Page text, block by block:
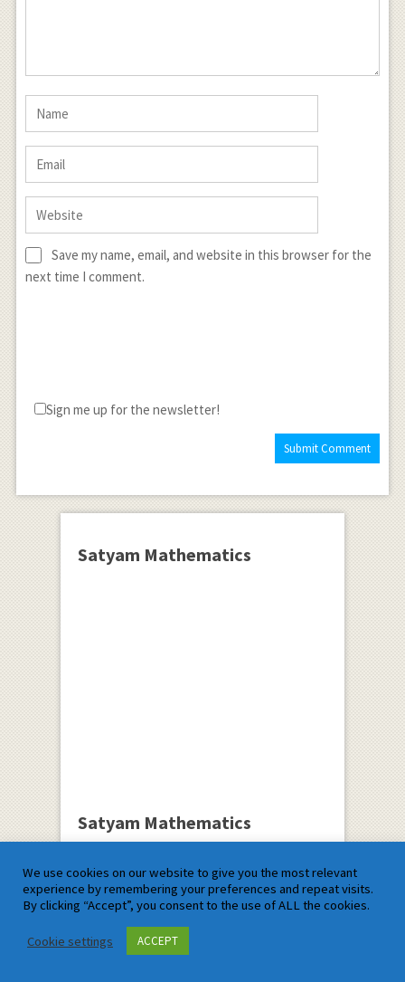
Save my name, email, and website in this browser for the
next time I comment.
Sign me up for the newsletter!
Satyam Mathematics
Satyam Mathematics
We use cookies on our website to give you the most relevant
experience by remembering your preferences and repeat visits.
By clicking “Accept”, you consent to the use of ALL the cookies.
Cookie settings ACCEPT